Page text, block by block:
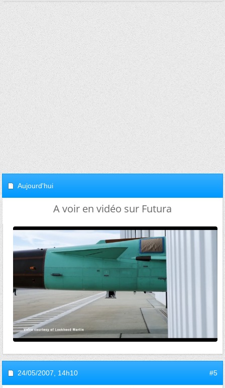
Aujourd'hui
A voir en vidéo sur Futura
24/05/2007, 14h10 #5